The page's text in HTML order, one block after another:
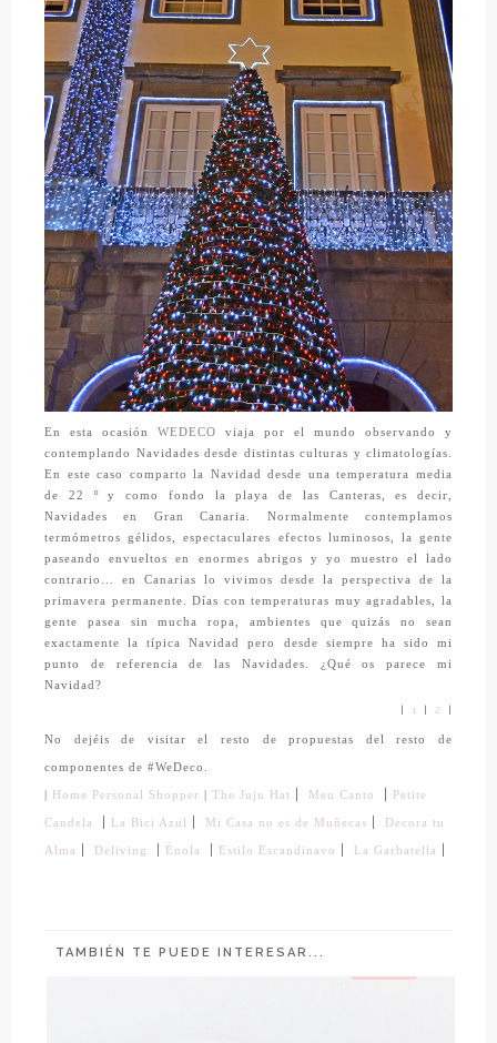
En esta ocasión WEDECO viaja por el mundo observando y
contemplando Navidades desde distintas culturas y climatologías.
En este caso comparto la Navidad desde una temperatura media
de 22 º y como fondo la playa de las Canteras, es decir,
Navidades en Gran Canaria. Normalmente contemplamos
termómetros gélidos, espectaculares efectos luminosos, la gente
paseando envueltos en enormes abrigos y yo muestro el lado
contrario… en Canarias lo vivimos desde la perspectiva de la
primavera permanente. Días con temperaturas muy agradables, la
gente pasea sin mucha ropa, ambientes que quizás no sean
exactamente la típica Navidad pero desde siempre ha sido mi
punto de referencia de las Navidades. ¿Qué os parece mi
Navidad?
1 2
No dejéis de visitar el resto de propuestas del resto de
componentes de #WeDeco.
Home Personal Shopper The Juju Hat Meu Canto Petite
Candela La Bici Azul Mi Casa no es de Muñecas Decora tu
Alma Deliving Énola Estilo Escandinavo La Garbatella
TAMBIÉN TE PUEDE INTERESAR...